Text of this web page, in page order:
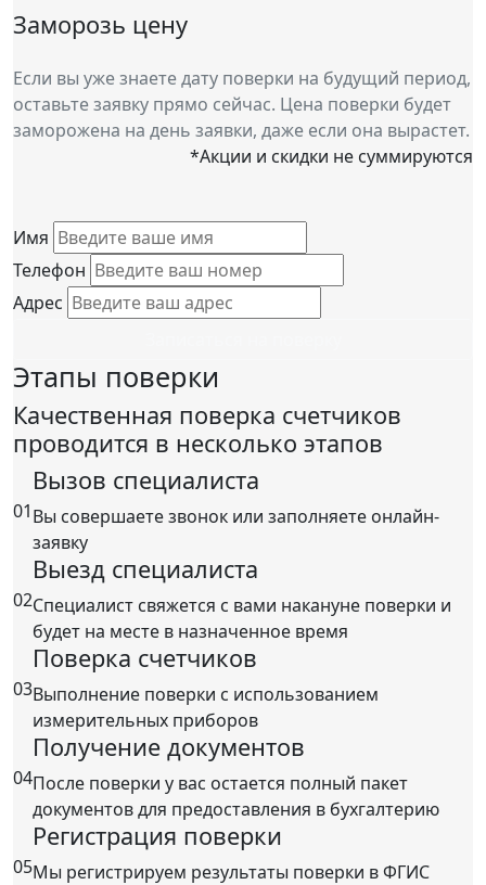
Заморозь цену
Если вы уже знаете дату поверки на будущий период,
оставьте заявку прямо сейчас. Цена поверки будет
заморожена на день заявки, даже если она вырастет.
*Акции и скидки не суммируются
Имя
Телефон
Адрес
Этапы поверки
Качественная поверка счетчиков
проводится в несколько этапов
01
Вызов специалиста
Вы совершаете звонок или заполняете онлайн-
заявку
02
Выезд специалиста
Специалист свяжется с вами накануне поверки и
будет на месте в назначенное время
03
Поверка счетчиков
Выполнение поверки с использованием
измерительных приборов
04
Получение документов
После поверки у вас остается полный пакет
документов для предоставления в бухгалтерию
05
Регистрация поверки
Мы регистрируем результаты поверки в ФГИС